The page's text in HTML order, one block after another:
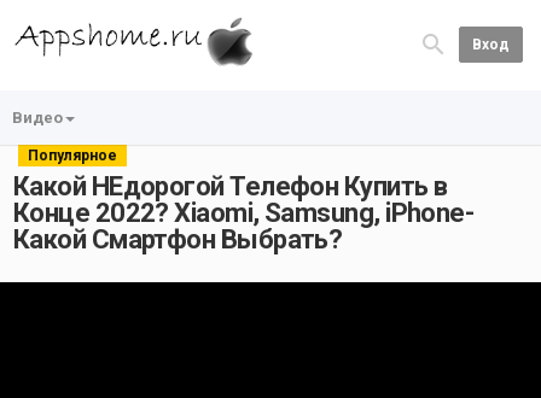
Вход
Видео
Популярное
Какой НЕдорогой Телефон Купить в
Конце 2022? Xiaomi, Samsung, iPhone-
Какой Смартфон Выбрать?